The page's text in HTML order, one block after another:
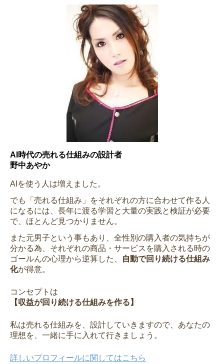
AI時代の売れる仕組みの設計者
野中あやか
AIを使う人は増えました。
でも「売れる仕組み」をそれぞれの方に合わせて作る人
になるには、長年に渡る学習と大量の実践と検証が必要
で、ほとんど見つかりません。
また元男子という事もあり、全性別の購入者の気持ちが
分かる為、それぞれの商品・サービスを購入される時の
ゴールんの心理から逆算した、
自動で回り続ける仕組み
化が得意。
コンセプトは
【収益が回り続ける仕組みを作る】
私は売れる仕組みを、設計していきますので、あなたの
理想を、一緒に手に入れて行きましょう。
詳しいプロフィールに関してはこちら